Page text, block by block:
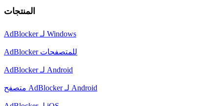
المنتجات
AdBlocker لـ Windows
AdBlocker للمتصفحات
AdBlocker لـ Android
متصفح AdBlocker لـ Android